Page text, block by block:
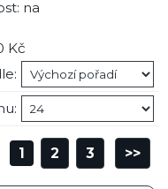
na
Kč
1 2 3 >>